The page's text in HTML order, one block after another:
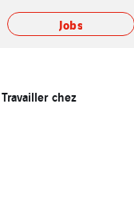
Jobs
Travailler chez